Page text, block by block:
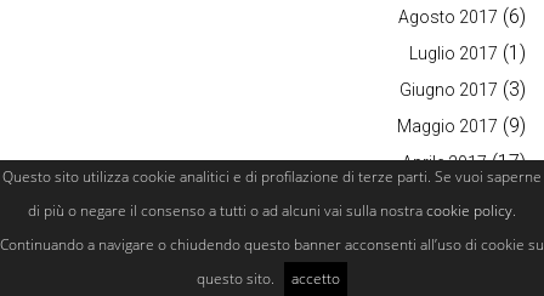
Questo sito utilizza cookie analitici e di profilazione di terze parti. Se vuoi saperne
di più o negare il consenso a tutti o ad alcuni vai sulla nostracookie policy.
Continuando a navigare o chiudendo questo banner acconsenti all’uso di cookie su
questo sito.
accetto
Agosto 2017 (6)
Luglio 2017 (1)
Giugno 2017 (3)
Maggio 2017 (9)
Aprile 2017(17)
Febbraio 2017 (8)